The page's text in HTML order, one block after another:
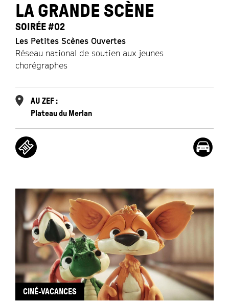
LA GRANDE SCÈNE
SOIRÉE #02
Les Petites Scènes Ouvertes
Réseau national de soutien aux jeunes
chorégraphes
AU ZEF :
Plateau du Merlan
CINÉ-VACANCES